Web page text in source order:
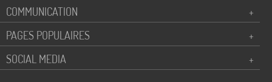
COMMUNICATION
+
PAGES POPULAIRES
+
SOCIAL MEDIA
+